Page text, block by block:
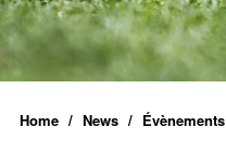
Home News Évènements